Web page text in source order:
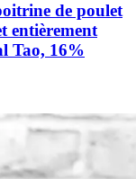
de poulet
entièrement
Tao, 16%